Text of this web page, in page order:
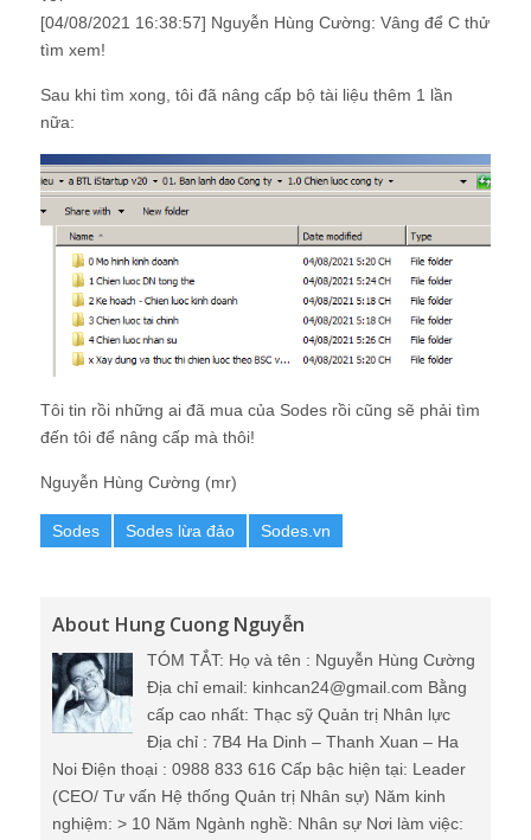
[04/08/2021 16:38:57] Nguyễn Hùng Cường: Vâng để C thử
tìm xem!
Sau khi tìm xong, tôi đã nâng cấp bộ tài liệu thêm 1 lần
nữa:
Tôi tin rồi những ai đã mua của Sodes rồi cũng sẽ phải tìm
đến tôi để nâng cấp mà thôi!
Nguyễn Hùng Cường (mr)
Sodes Sodes lừa đảo Sodes.vn
About Hung Cuong Nguyễn
TÓM TẮT: Họ và tên : Nguyễn Hùng Cường
Địa chỉ email: kinhcan24@gmail.com Bằng
cấp cao nhất: Thạc sỹ Quản trị Nhân lực
Địa chỉ : 7B4 Ha Dinh – Thanh Xuan – Ha
Noi Điện thoại : 0988 833 616 Cấp bậc hiện tại: Leader
(CEO/ Tư vấn Hệ thống Quản trị Nhân sự) Năm kinh
nghiệm: > 10 Năm Ngành nghề: Nhân sự Nơi làm việc: